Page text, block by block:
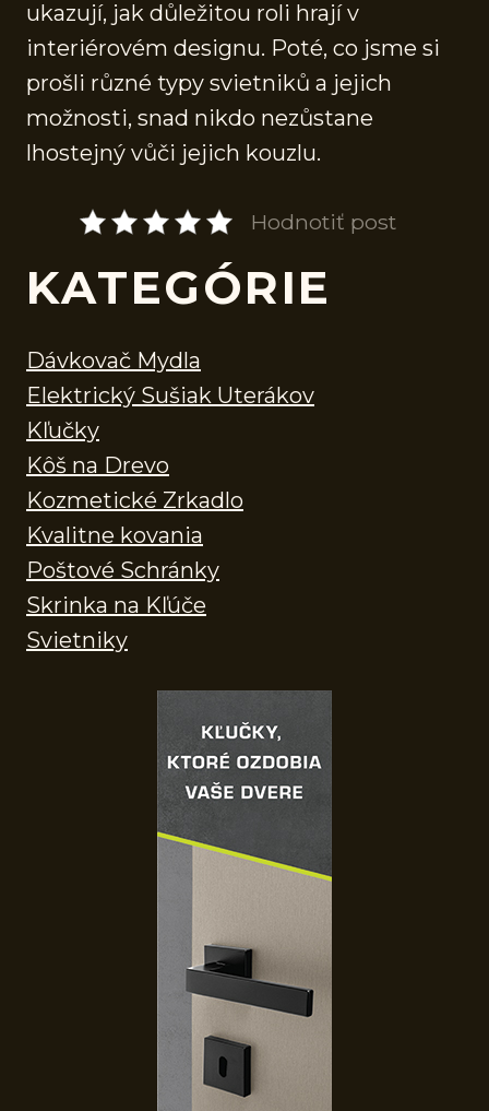
ukazují, jak důležitou roli hrají v
interiérovém designu. Poté, co jsme si
prošli různé typy svietniků a jejich
možnosti, snad nikdo nezůstane
lhostejný vůči jejich kouzlu.
Hodnotiť post
KATEGÓRIE
Dávkovač Mydla
Elektrický Sušiak Uterákov
Kľučky
Kôš na Drevo
Kozmetické Zrkadlo
Kvalitne kovania
Poštové Schránky
Skrinka na Kľúče
Svietniky